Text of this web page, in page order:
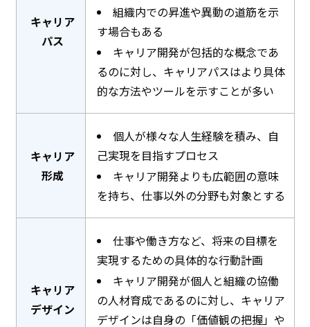
キャリア
パス
組織内での昇進や異動の道筋を示
す場合もある
キャリア開発が包括的な概念であ
るのに対し、キャリアパスはより具体
的な方法やツールを示すことが多い
キャリア
形成
個人が様々な人生経験を積み、自
己実現を目指すプロセス
キャリア開発よりも広範囲の意味
を持ち、仕事以外の分野も対象とする
キャリア
デザイン
仕事や働き方など、将来の目標を
実現するための具体的な行動計画
キャリア開発が個人と組織の協働
の人材育成であるのに対し、キャリア
デザインは自身の「価値観の把握」や